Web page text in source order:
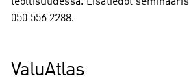
050 556 2288.
ValuAtlas